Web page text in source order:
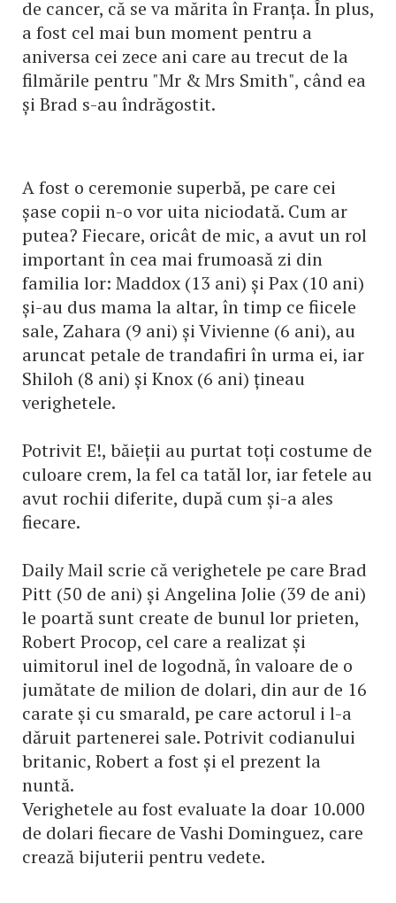
de cancer, că se va mărita în Franța. În plus,
a fost cel mai bun moment pentru a
aniversa cei zece ani care au trecut de la
filmările pentru "Mr & Mrs Smith", când ea
și Brad s-au îndrăgostit.
A fost o ceremonie superbă, pe care cei
șase copii n-o vor uita niciodată. Cum ar
putea? Fiecare, oricât de mic, a avut un rol
important în cea mai frumoasă zi din
familia lor: Maddox (13 ani) și Pax (10 ani)
și-au dus mama la altar, în timp ce fiicele
sale, Zahara (9 ani) și Vivienne (6 ani), au
aruncat petale de trandafiri în urma ei, iar
Shiloh (8 ani) și Knox (6 ani) țineau
verighetele.
Potrivit E!, băieții au purtat toți costume de
culoare crem, la fel ca tatăl lor, iar fetele au
avut rochii diferite, după cum și-a ales
fiecare.
Daily Mail scrie că verighetele pe care Brad
Pitt (50 de ani) și Angelina Jolie (39 de ani)
le poartă sunt create de bunul lor prieten,
Robert Procop, cel care a realizat și
uimitorul inel de logodnă, în valoare de o
jumătate de milion de dolari, din aur de 16
carate și cu smarald, pe care actorul i l-a
dăruit partenerei sale. Potrivit codianului
britanic, Robert a fost și el prezent la
nuntă.
Verighetele au fost evaluate la doar 10.000
de dolari fiecare de Vashi Dominguez, care
crează bijuterii pentru vedete.